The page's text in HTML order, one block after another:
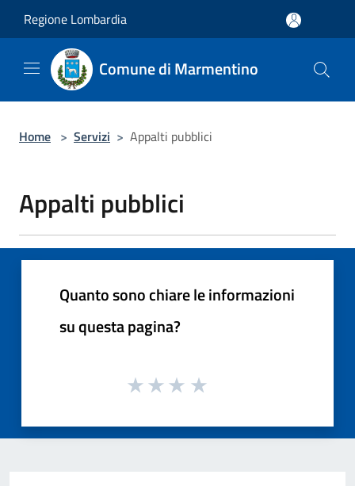
Regione Lombardia
Comune di Marmentino
Home > Servizi > Appalti pubblici
Appalti pubblici
Quanto sono chiare le informazioni
su questa pagina?